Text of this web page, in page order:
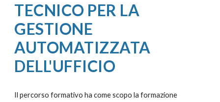
TECNICO PER LA
GESTIONE
AUTOMATIZZATA
DELL'UFFICIO
Il percorso formativo ha come scopo la formazione